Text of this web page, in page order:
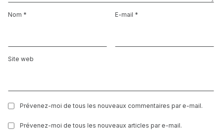
Nom * E-mail *
Site web
Prévenez-moi de tous les nouveaux commentaires par e-mail.
Prévenez-moi de tous les nouveaux articles par e-mail.